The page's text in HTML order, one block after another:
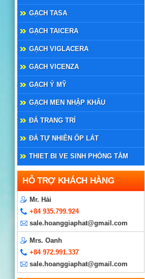
GẠCH TASA
GẠCH TAICERA
GẠCH VIGLACERA
GẠCH VICENZA
GẠCH Ý MỸ
GẠCH MEN NHẬP KHẨU
ĐÁ TRANG TRÍ
ĐÁ TỰ NHIÊN ỐP LÁT
THIET BI VE SINH PHÒNG TẮM
HỖ TRỢ KHÁCH HÀNG
Mr. Hải
+84 935.799.924
sale.hoanggiaphat@gmail.com
Mrs. Oanh
+84 972.991.337
sale.hoanggiaphat@gmail.com